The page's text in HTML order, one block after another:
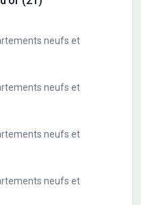
neufs et
neufs et
neufs et
neufs et